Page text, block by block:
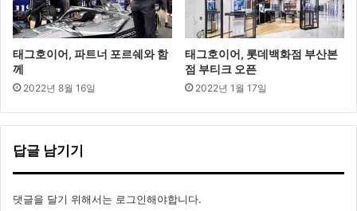
태그호이어, 파트너 포르쉐와 함
께
2022년 8월 16일
태그호이어, 롯데백화점 부산본
점 부티크 오픈
2022년 1월 17일
답글 남기기
댓글을 달기 위해서는 로그인해야합니다.